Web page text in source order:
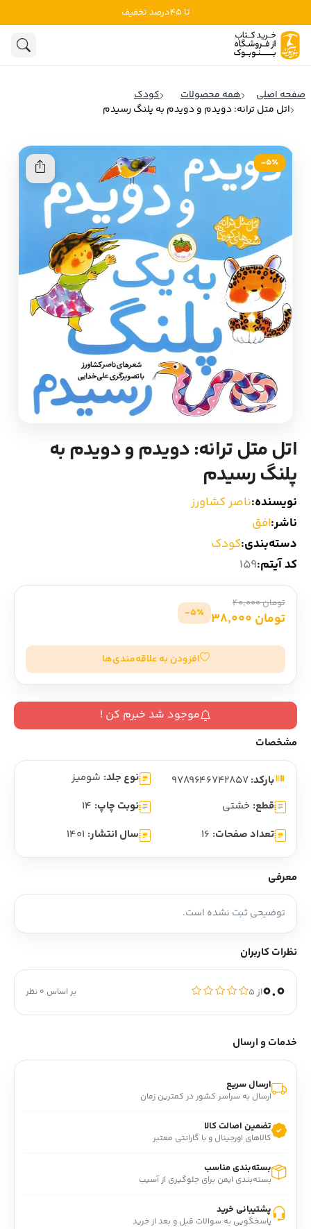
تا 45درصد تخفیف
ادبیات
روانشناسی
تاریخ و سیاست
نشریات
کودک و نوجوان
علوم اجتماعی
فلسفه
ادیان و اساطیر
مرجع و علمی
ادبیات آمریکا
ادبیات فرانسه
ادبیات ایتالیا
ادبیات روسیه
ادبیات آمریکای لاتین
ادبیات آلمان
ادبیات ترکیه
ادبیات آسیا
سایر کشورهای اروپا
داستان کوتاه
شعر و متون کهن
ادبیات
صفحه اصلی همه محصولات
کودک
اتل متل ترانه: دویدم و دویدم به پلنگ رسیدم
5٪-
اتل متل ترانه: دویدم و دویدم به
پلنگ رسیدم
نویسنده:ناصر کشاورز
ناشر:افق
دسته‌بندی:کودک
کد آیتم:159
تومان 40,000
تومان 38,000 5٪-
افزودن به علاقه‌مندی‌ها
موجود شد خبرم کن !
مشخصات
بارکد:9789646742857 نوع جلد: شومیز
قطع: خشتی نوبت چاپ: 14
تعداد صفحات: 16 سال انتشار: 1401
معرفی
توضیحی ثبت نشده است.
نظرات کاربران
0.0از ۵ بر اساس 0 نظر
خدمات و ارسال
ارسال سریع
ارسال به سراسر کشور در کمترین زمان
تضمین اصالت کالا
کالاهای اورجینال و با گارانتی معتبر
بسته‌بندی مناسب
بسته‌بندی ایمن برای جلوگیری از آسیب
پشتیبانی خرید
پاسخگویی به سوالات قبل و بعد از خرید